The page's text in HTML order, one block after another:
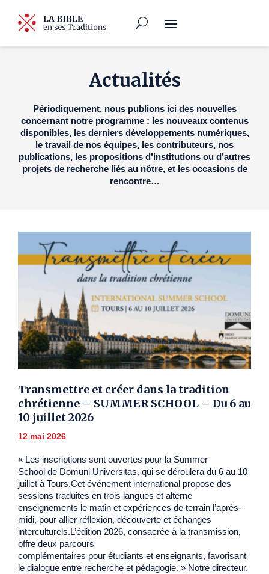
Actualités
Périodiquement, nous publions ici des nouvelles
concernant notre programme : les nouveaux contenus
disponibles, les derniers développements numériques,
le travail de nos équipes, les contributeurs, nos
publications, les propositions d’institutions ou d’autres
projets de recherche liés au nôtre, et les occasions de
rencontre…
Transmettre et créer dans la tradition
chrétienne – SUMMER SCHOOL – Du 6 au
10 juillet 2026
12 mai 2026
« Les inscriptions sont ouvertes pour la Summer
School de Domuni Universitas, qui se déroulera du 6 au 10
juillet à Tours.Cet événement international propose des
sessions traduites en trois langues et alterne
enseignements le matin et expériences de terrain l’après-
midi, pour allier réflexion, découverte et échanges
interculturels.L’édition 2026, consacrée à la transmission,
offre deux parcours
complémentaires pour étudiants et enseignants, favorisant
le dialogue entre recherche et pédagogie. » Notre directeur,